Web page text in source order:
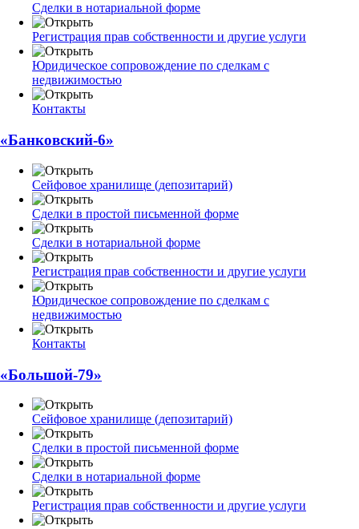
Сделки в нотариальной форме
Регистрация прав собственности и другие услуги
Юридическое сопровождение по сделкам с
недвижимостью
Контакты
«Банковский-6»
Сейфовое хранилище (депозитарий)
Сделки в простой письменной форме
Сделки в нотариальной форме
Регистрация прав собственности и другие услуги
Юридическое сопровождение по сделкам с
недвижимостью
Контакты
«Большой-79»
Сейфовое хранилище (депозитарий)
Сделки в простой письменной форме
Сделки в нотариальной форме
Регистрация прав собственности и другие услуги